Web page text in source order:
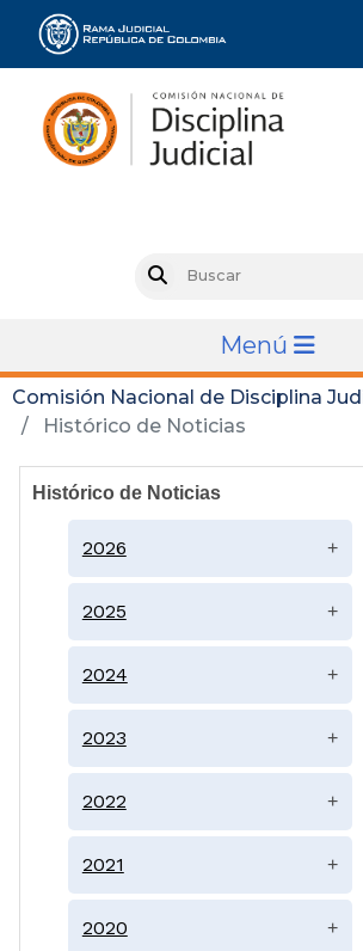
Menú
Comisión Nacional de Disciplina
Histórico de Noticias
Histórico de Noticias
2026 +
2025 +
2024 +
2023 +
2022 +
2021 +
2020 +